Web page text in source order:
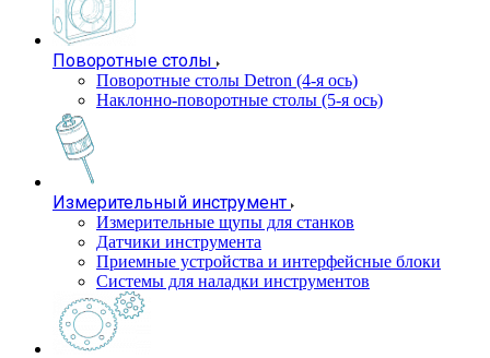
Поворотные столы
Поворотные столы Detron (4-я ось)
Наклонно-поворотные столы (5-я ось)
Измерительный инструмент
Измерительные щупы для станков
Датчики инструмента
Приемные устройства и интерфейсные блоки
Системы для наладки инструментов